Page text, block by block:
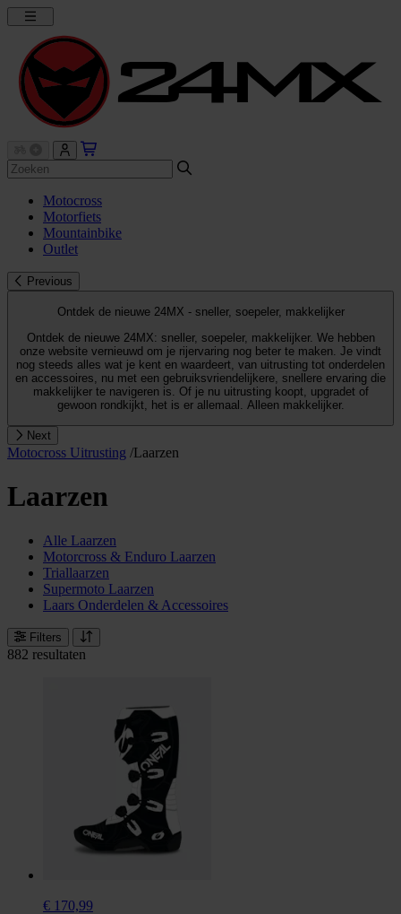
Motocross
Motorfiets
Mountainbike
Outlet
Previous
Ontdek de nieuwe 24MX - sneller, soepeler, makkelijker
Ontdek de nieuwe 24MX: sneller, soepeler, makkelijker. We hebben
onze website vernieuwd om je rijervaring nog beter te maken. Je vindt
nog steeds alles wat je kent en waardeert, van uitrusting tot onderdelen
en accessoires, nu met een gebruiksvriendelijkere, snellere ervaring die
makkelijker te navigeren is. Of je nu uitrusting koopt, upgradet of
gewoon rondkijkt, het is er allemaal. Alleen makkelijker.
Next
Motocross Uitrusting /Laarzen
Laarzen
Alle Laarzen
Motorcross & Enduro Laarzen
Triallaarzen
Supermoto Laarzen
Laars Onderdelen & Accessoires
Filters
882 resultaten
€ 170,99